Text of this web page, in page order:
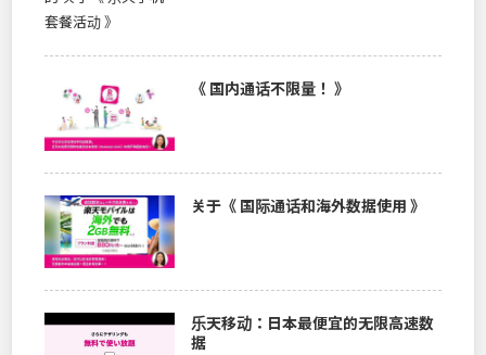
《 国内通话不限量！ 》
关于《 国际通话和海外数据使用 》
乐天移动：日本最便宜的无限高速数
据